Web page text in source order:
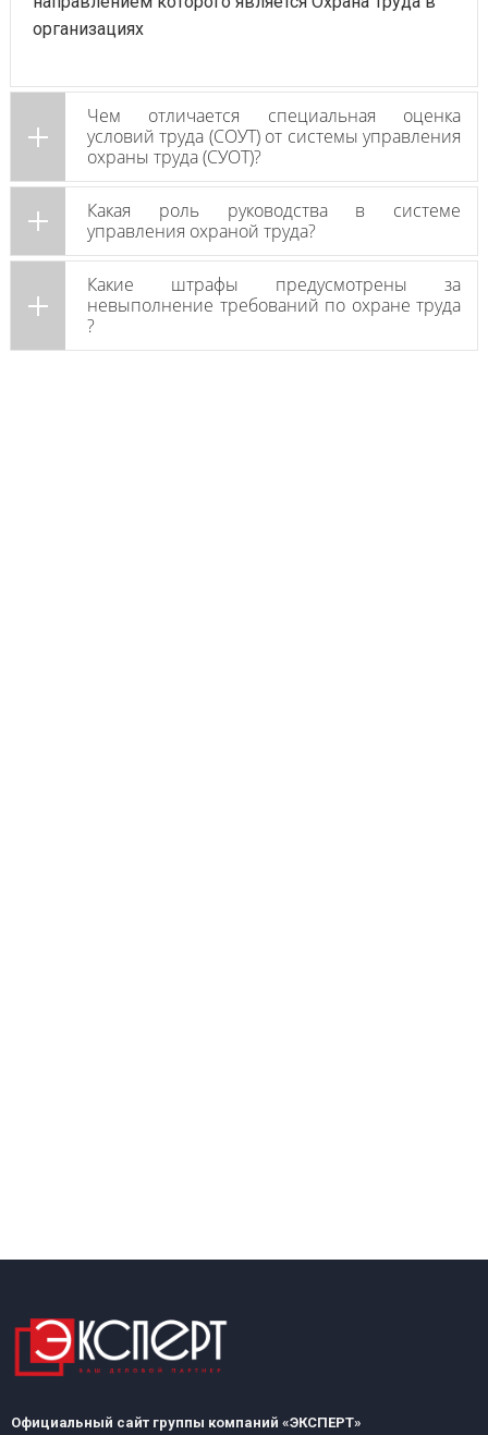
организациях
Чем отличается специальная оценка
условий труда (СОУТ) от системы управления
охраны труда (СУОТ)?
Какая роль руководства в системе
управления охраной труда?
Какие штрафы предусмотрены за
невыполнение требований по охране труда
?
Официальный сайт группы компаний «ЭКСПЕРТ»